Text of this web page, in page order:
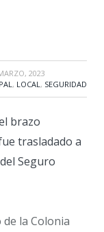
2023
, LOCAL , SEGURIDAD
brazo
trasladado a
Seguro
la Colonia